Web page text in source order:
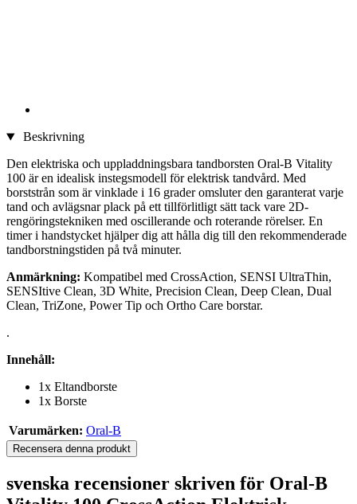
Beskrivning
Den elektriska och uppladdningsbara tandborsten Oral-B Vitality
100 är en idealisk instegsmodell för elektrisk tandvård. Med
borststrån som är vinklade i 16 grader omsluter den garanterat varje
tand och avlägsnar plack på ett tillförlitligt sätt tack vare 2D-
rengöringstekniken med oscillerande och roterande rörelser. En
timer i handstycket hjälper dig att hålla dig till den rekommenderade
tandborstningstiden på två minuter.
Anmärkning: Kompatibel med CrossAction, SENSI UltraThin,
SENSItive Clean, 3D White, Precision Clean, Deep Clean, Dual
Clean, TriZone, Power Tip och Ortho Care borstar.
.
Innehåll:
1x Eltandborste
1x Borste
Varumärken: Oral-B
Recensera denna produkt
svenska recensioner skriven för Oral-B